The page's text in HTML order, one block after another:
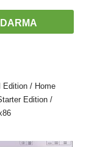
Edition / Home
Edition /